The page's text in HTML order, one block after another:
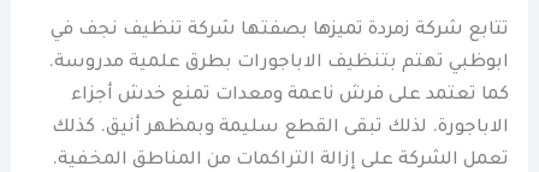
تتابع شركة زمردة تميزها بصفتها شركة تنظيف نجف في
ابوظبي تهتم بتنظيف الاباجورات بطرق علمية مدروسة.
كما تعتمد على فرش ناعمة ومعدات تمنع خدش أجزاء
الاباجورة. لذلك تبقى القطع سليمة وبمظهر أنيق. كذلك
تعمل الشركة على إزالة التراكمات من المناطق المخفية.